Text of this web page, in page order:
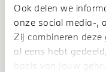
Ook delen we
onze social media-,
Zij combineren
al eens hebt
basis van jouw
Harman-Kardon
Hét HiFi